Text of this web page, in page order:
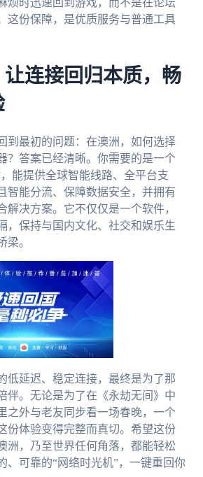
烦时迅速回到游戏，而不是在论坛
这份保障，是优质服务与普通工具
连接回归本质，畅
到最初的问题：在澳洲，如何选择
？答案已经清晰。你需要的是一个
能提供全球智能线路、全平台支
智能分流、保障数据安全，并拥有
解决方案。它不仅仅是一个软件，
，保持与国内文化、社交和娱乐生
梁。
低延迟、稳定连接，最终是为了那
伴。无论是为了在《永劫无间》中
之外与老友同步看一场春晚，一个
份体验变得完整而真切。希望这份
洲，乃至世界任何角落，都能轻松
、可靠的“网络时光机”，一键重回你